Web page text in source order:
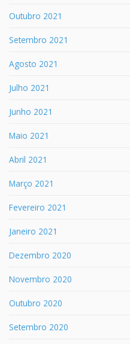
Outubro 2021
Setembro 2021
Agosto 2021
Julho 2021
Junho 2021
Maio 2021
Abril 2021
Março 2021
Fevereiro 2021
Janeiro 2021
Dezembro 2020
Novembro 2020
Outubro 2020
Setembro 2020